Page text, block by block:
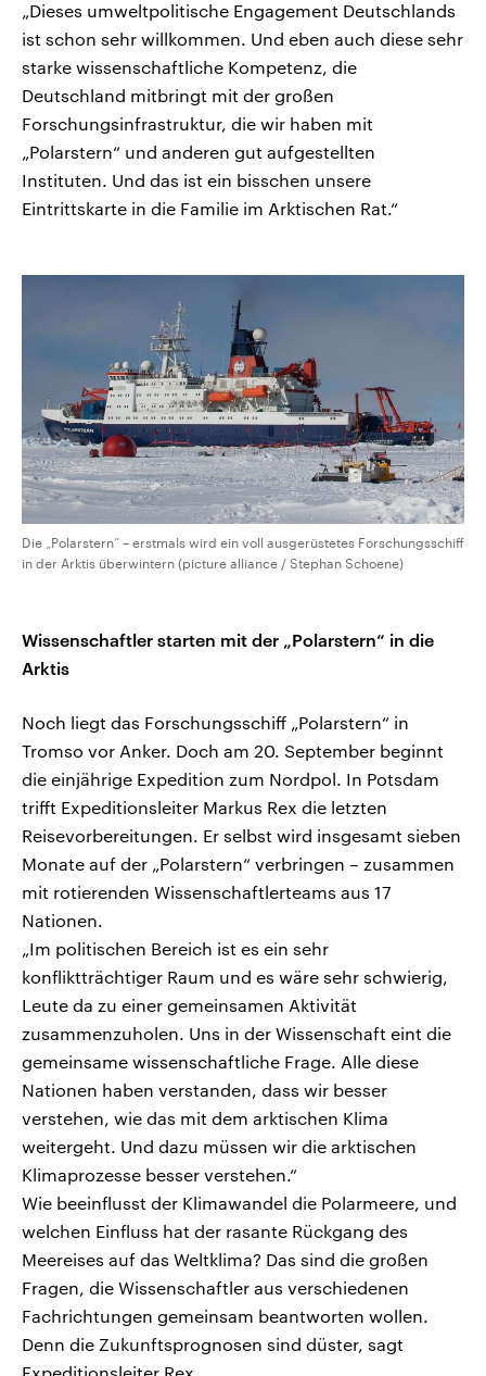
„Dieses umweltpolitische Engagement Deutschlands
ist schon sehr willkommen. Und eben auch diese sehr
starke wissenschaftliche Kompetenz, die
Deutschland mitbringt mit der großen
Forschungsinfrastruktur, die wir haben mit
„Polarstern“ und anderen gut aufgestellten
Instituten. Und das ist ein bisschen unsere
Eintrittskarte in die Familie im Arktischen Rat.“
Die „Polarstern“ – erstmals wird ein voll ausgerüstetes Forschungsschiff
in der Arktis überwintern (picture alliance / Stephan Schoene)
Wissenschaftler starten mit der „Polarstern“ in die
Arktis
Noch liegt das Forschungsschiff „Polarstern“ in
Tromso vor Anker. Doch am 20. September beginnt
die einjährige Expedition zum Nordpol. In Potsdam
trifft Expeditionsleiter Markus Rex die letzten
Reisevorbereitungen. Er selbst wird insgesamt sieben
Monate auf der „Polarstern“ verbringen – zusammen
mit rotierenden Wissenschaftlerteams aus 17
Nationen.
„Im politischen Bereich ist es ein sehr
konfliktträchtiger Raum und es wäre sehr schwierig,
Leute da zu einer gemeinsamen Aktivität
zusammenzuholen. Uns in der Wissenschaft eint die
gemeinsame wissenschaftliche Frage. Alle diese
Nationen haben verstanden, dass wir besser
verstehen, wie das mit dem arktischen Klima
weitergeht. Und dazu müssen wir die arktischen
Klimaprozesse besser verstehen.“
Wie beeinflusst der Klimawandel die Polarmeere, und
welchen Einfluss hat der rasante Rückgang des
Meereises auf das Weltklima? Das sind die großen
Fragen, die Wissenschaftler aus verschiedenen
Fachrichtungen gemeinsam beantworten wollen.
Denn die Zukunftsprognosen sind düster, sagt